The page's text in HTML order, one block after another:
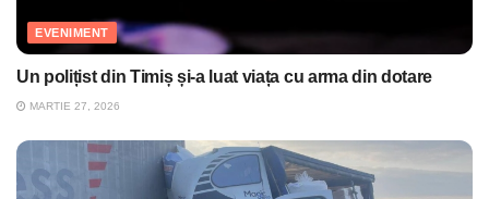
EVENIMENT
Un polițist din Timiș și-a luat viața cu arma din dotare
MARTIE 27, 2026